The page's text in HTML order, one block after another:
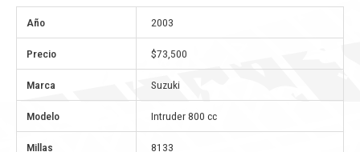
Año 2003
Precio $73,500
Marca Suzuki
Modelo Intruder 800 cc
Millas 8133